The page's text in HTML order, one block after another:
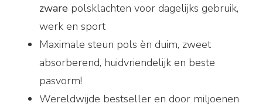
zwarepolsklachten voor dagelijks gebruik,
werk en sport
Maximale steun pols èn duim, zweet
absorberend, huidvriendelijk en beste
pasvorm!
Wereldwijde bestseller en door miljoenen